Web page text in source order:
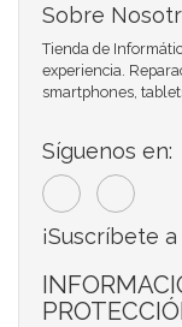
Sobre
Tienda de
experiencia.
smartphones,
Síguenos en:
¡Suscríbete